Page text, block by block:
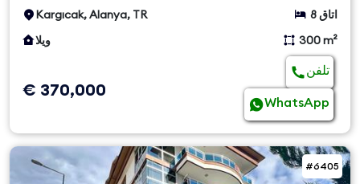
Kargıcak, Alanya, TR
8 اتاق
ویلا
300 m²
€ 370,000
تلفن
WhatsApp
#6405